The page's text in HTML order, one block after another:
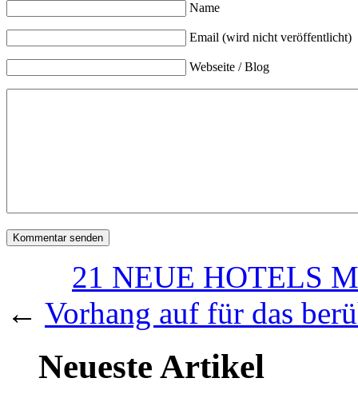
Name
Email (wird nicht veröffentlicht)
Webseite / Blog
21 NEUE HOTELS
← Vorhang auf für das
Neueste Artikel